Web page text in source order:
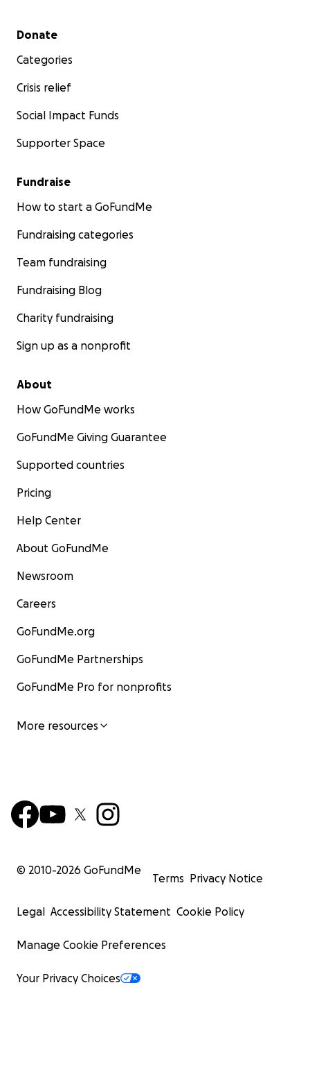
Secondary menu
Donate
Categories
Crisis relief
Social Impact Funds
Supporter Space
Fundraise
How to start a GoFundMe
Fundraising categories
Team fundraising
Fundraising Blog
Charity fundraising
Sign up as a nonprofit
About
How GoFundMe works
GoFundMe Giving Guarantee
Supported countries
Pricing
Help Center
About GoFundMe
Newsroom
Careers
GoFundMe.org
GoFundMe Partnerships
GoFundMe Pro for nonprofits
More resources
© 2010-2026 GoFundMe
Terms Privacy Notice
Legal Accessibility Statement Cookie Policy
Manage Cookie Preferences
Your Privacy Choices